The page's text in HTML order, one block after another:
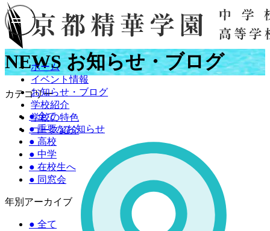
ホーム
イベント情報
お知らせ・ブログ
学校紹介
学校の特色
コース紹介
NEWS お知らせ・ブログ
カテゴリー
●全て
●重要なお知らせ
● 高校
● 中学
● 在校生へ
● 同窓会
年別アーカイブ
● 全て